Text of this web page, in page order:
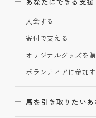
入会する
寄付で支える
オリジナルグッズを
ボランティアに参加
馬を引き取りたいあ